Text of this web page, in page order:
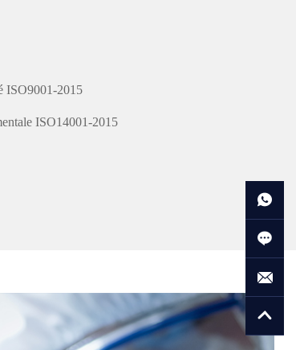
ISO9001-2015
ISO14001-2015